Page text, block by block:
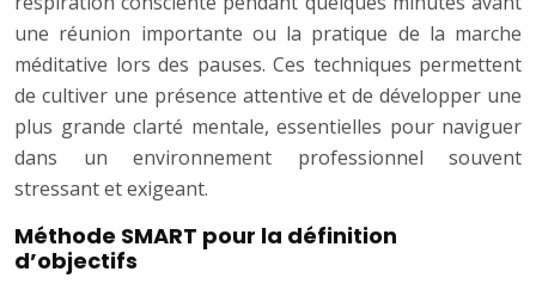
une réunion importante ou la pratique de la marche
méditative lors des pauses. Ces techniques permettent
de cultiver une présence attentive et de développer une
plus grande clarté mentale, essentielles pour naviguer
dans un environnement professionnel souvent
stressant et exigeant.
Méthode SMART pour la définition
d’objectifs